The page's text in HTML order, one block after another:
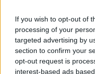
If you wish to opt-out of
processing of your
targeted advertising by
section to confirm your
opt-out request is
interest-based ads
az ember…
Fiatal,
felkarolása